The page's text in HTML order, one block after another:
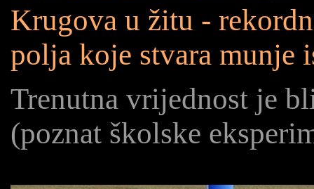
Krugova u žitu -
polja koje stvara munje
Trenutna vrijednost je
(poznat školske